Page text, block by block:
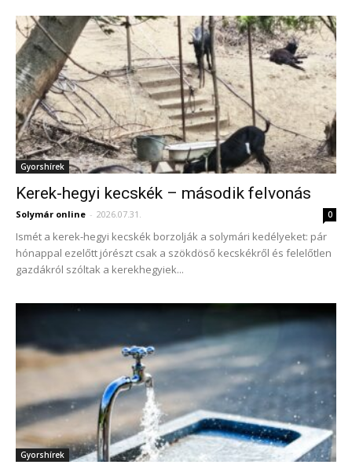
Gyorshírek
Kerek-hegyi kecskék – második felvonás
Solymár online - 2026.07.31. 0
Ismét a kerek-hegyi kecskék borzolják a solymári kedélyeket: pár
hónappal ezelőtt jórészt csak a szökdöső kecskékről és felelőtlen
gazdákról szóltak a kerekhegyiek...
Gyorshírek